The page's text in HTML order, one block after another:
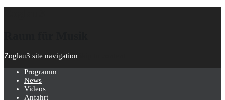
Zoglau3 site navigation
Programm
News
Videos
Anfahrt